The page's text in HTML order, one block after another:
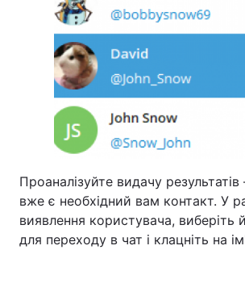
Проаналізуйте видачу
вже є необхідний вам контакт. У
виявлення користувача, виберіть
для переходу в чат і клацніть на